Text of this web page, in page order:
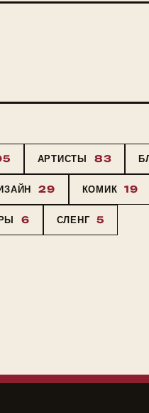
АРТИСТЫ 83
29 КОМИК 19
6 СЛЕНГ 5